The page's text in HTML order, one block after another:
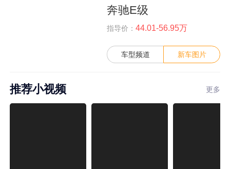
奔驰E级
指导价： 44.01-56.95万
车型频道 新车图片
推荐小视频 更多